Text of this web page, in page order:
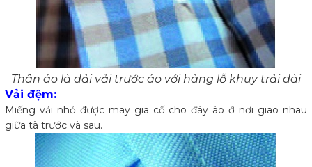
Thân áo là dải vải trước áo với hàng lỗ khuy trải dài
Vải đệm:
Miếng vải nhỏ được may gia cố cho đáy áo ở nơi giao nhau
giữa tà trước và sau.